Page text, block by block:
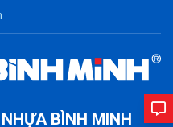
BÌNH MINH